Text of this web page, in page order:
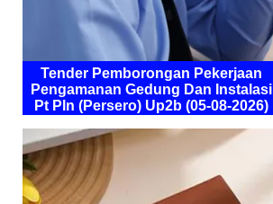
Tender Pemborongan Pekerjaan
Pengamanan Gedung Dan Instalasi
Pt Pln (Persero) Up2b (05-08-2026)